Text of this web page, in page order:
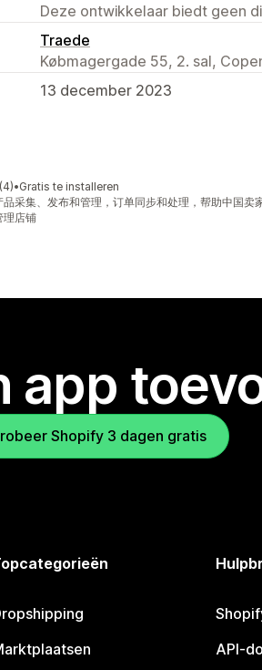
Deze ontwikkelaar biedt geen
Traede
Købmagergade 55, 2. sal,
13 december 2023
5 sterren
(4) in totaal
•Gratis te installeren
品采集、发布和管理，订单同步和处理，帮助中国卖
理店铺
app
Shopify 3 dagen gratis
API-